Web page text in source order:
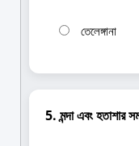
তেলেঙ্গানা
5. মন্দা এবং হতাশার